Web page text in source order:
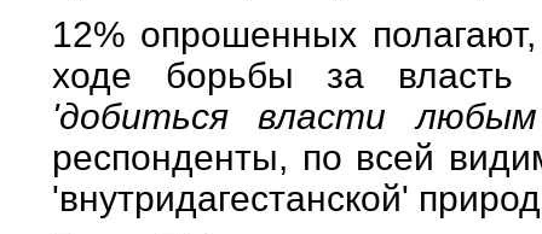
12% опрошенных
ходе борьбы за
'добиться власти
респонденты, по всей
'внутридагестанской'